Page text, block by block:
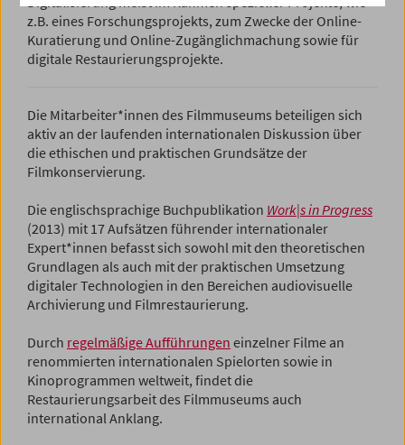
z.B. eines Forschungsprojekts, zum Zwecke der Online-
Kuratierung und Online-Zugänglichmachung sowie für
digitale Restaurierungsprojekte.
Die Mitarbeiter*innen des Filmmuseums beteiligen sich
aktiv an der laufenden internationalen Diskussion über
die ethischen und praktischen Grundsätze der
Filmkonservierung.
Die englischsprachige Buchpublikation Work|s in Progress
(2013) mit 17 Aufsätzen führender internationaler
Expert*innen befasst sich sowohl mit den theoretischen
Grundlagen als auch mit der praktischen Umsetzung
digitaler Technologien in den Bereichen audiovisuelle
Archivierung und Filmrestaurierung.
Durch regelmäßige Aufführungen einzelner Filme an
renommierten internationalen Spielorten sowie in
Kinoprogrammen weltweit, findet die
Restaurierungsarbeit des Filmmuseums auch
international Anklang.